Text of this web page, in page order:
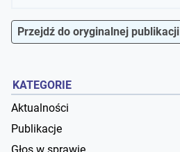
Przejdź do oryginalnej publikacji
KATEGORIE
Aktualności
Publikacje